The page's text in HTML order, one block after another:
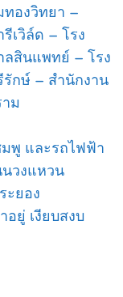
ทองวิทยา –
เวิล์ด – โรง
สินแพทย์ – โรง
รักษ์ – สำนักงาน
ม
พู และรถไฟฟ้า
วงแหวน
ะยอง
ยู่ เงียบสงบ